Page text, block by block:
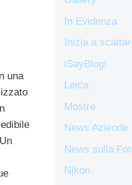
una
In Evidenza
Inizia a
iSayBlog!
Leica
Mostre
News Aziende
News sulla
Nikon